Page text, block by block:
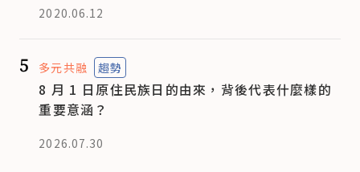
2020.06.12
5 多元共融 趨勢
8 月 1 日原住民族日的由來，背後代表什麼樣的
重要意涵？
2026.07.30